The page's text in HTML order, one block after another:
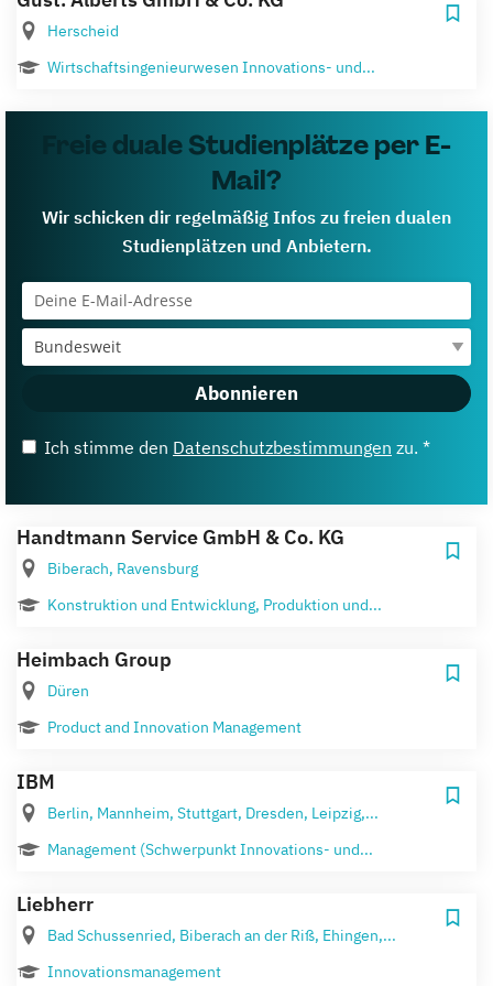
Herscheid
Wirtschaftsingenieurwesen Innovations- und...
Freie duale Studienplätze per E-
Mail?
Wir schicken dir regelmäßig Infos zu freien dualen
Studienplätzen und Anbietern.
Abonnieren
Ich stimme den Datenschutzbestimmungen zu. *
Handtmann Service GmbH & Co. KG
Biberach, Ravensburg
Konstruktion und Entwicklung, Produktion und...
Heimbach Group
Düren
Product and Innovation Management
IBM
Berlin, Mannheim, Stuttgart, Dresden, Leipzig,...
Management (Schwerpunkt Innovations- und...
Liebherr
Bad Schussenried, Biberach an der Riß, Ehingen,...
Innovationsmanagement